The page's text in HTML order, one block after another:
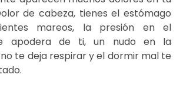
de cabeza, tienes el estómago
mareos, la presión en el
apodera de ti, un nudo en la
te deja respirar y el dormir mal te